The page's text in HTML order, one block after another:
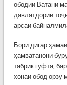
ободии Ватани
давлатдории
арсаи
Бори дигар
ҳамватанони
табрик гуфта,
хонаи обод орзу